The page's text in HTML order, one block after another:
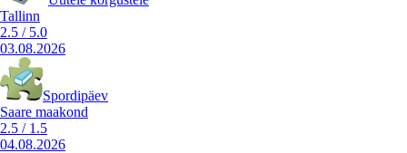
Tallinn
2.5 / 5.0
03.08.2026
Spordipäev
Saare maakond
2.5 / 1.5
04.08.2026